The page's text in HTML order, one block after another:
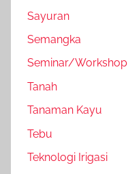
Sayuran
Semangka
Seminar/Workshop
Tanah
Tanaman Kayu
Tebu
Teknologi Irigasi